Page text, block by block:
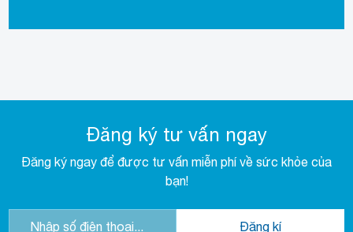
Đăng ký tư vấn ngay
Đăng ký ngay để được tư vấn miễn phí về sức khỏe của
bạn!